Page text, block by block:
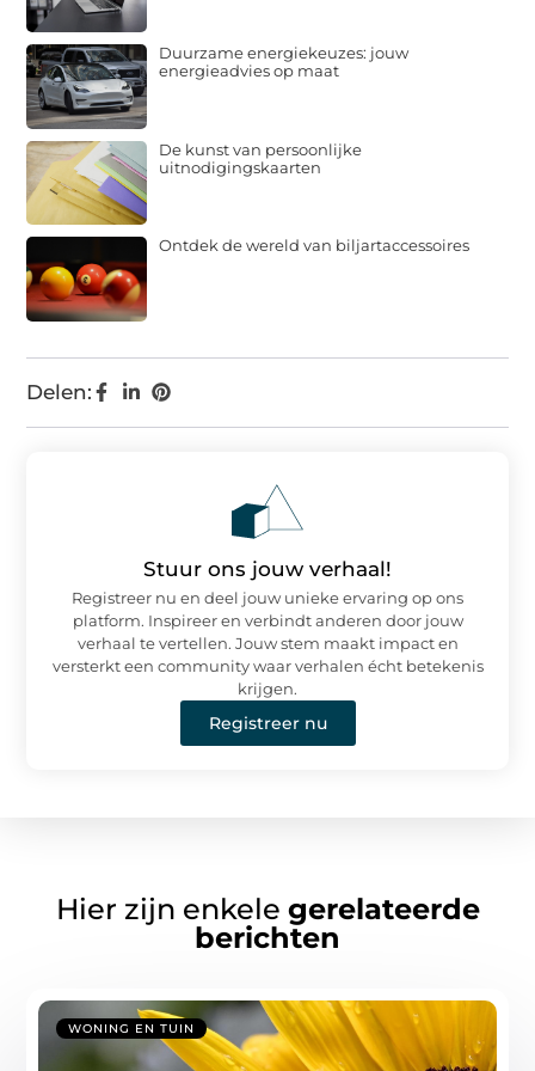
Delen:
Duurzame energiekeuzes: jouw
energieadvies op maat
De kunst van persoonlijke
uitnodigingskaarten
Ontdek de wereld van biljartaccessoires
Stuur ons jouw verhaal!
Registreer nu en deel jouw unieke ervaring op ons
platform. Inspireer en verbindt anderen door jouw
verhaal te vertellen. Jouw stem maakt impact en
versterkt een community waar verhalen écht betekenis
krijgen.
Registreer nu
Hier zijn enkele gerelateerde
berichten
WONING EN TUIN